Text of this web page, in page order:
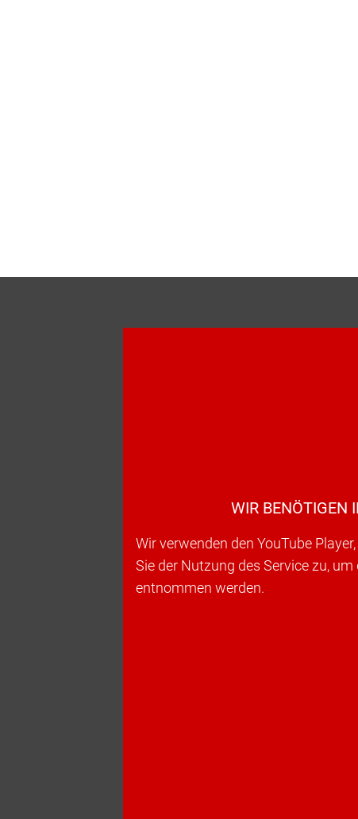
WIR BENÖTIGEN
Wir verwenden den YouTube
Sie der Nutzung des Service zu,
entnommen werden.